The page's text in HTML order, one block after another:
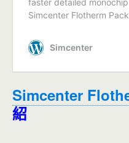
Simcenter
紹